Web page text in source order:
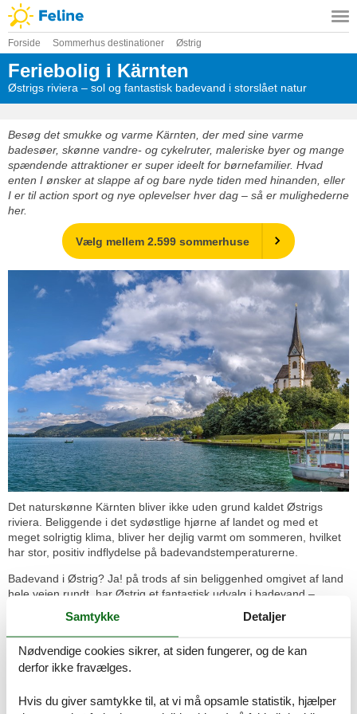
Forside Sommerhus destinationer Østrig
Feriebolig i Kärnten
Østrigs riviera – sol og fantastisk badevand i storslået natur
Besøg det smukke og varme Kärnten, der med sine varme
badesøer, skønne vandre- og cykelruter, maleriske byer og mange
spændende attraktioner er super ideelt for børnefamilier. Hvad
enten I ønsker at slappe af og bare nyde tiden med hinanden, eller
I er til action sport og nye oplevelser hver dag – så er mulighederne
her.
Vælg mellem 2.599 sommerhuse
Det naturskønne Kärnten bliver ikke uden grund kaldet Østrigs
riviera. Beliggende i det sydøstlige hjørne af landet og med et
meget solrigtig klima, bliver her dejlig varmt om sommeren, hvilket
har stor, positiv indflydelse på badevandstemperaturerne.
Badevand i Østrig? Ja! på trods af sin beliggenhed omgivet af land
hele vejen rundt, har Østrig et fantastisk udvalg i badevand –
Kärnten, er Wörtersee den største, og med en længde på 17 km og
en bredde på 1,6 km giver den således plads til alle typer af
vandaktiviteter. I smukke omgivelser er der her, på grund af det
store udvalg af faciliteter, ferieunderholdning for alle de, der elsker
Langt væk fra solen og det varme vand – er man til gengæld, når
Samtykke Detaljer
Nødvendige cookies sikrer, at siden fungerer, og de kan
derfor ikke fravælges.
Hvis du giver samtykke til, at vi må opsamle statistik, hjælper